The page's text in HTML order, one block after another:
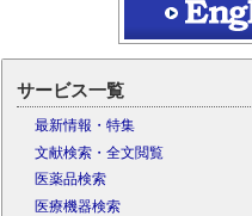
サービス一覧
最新情報・特集
文献検索・全文閲覧
医薬品検索
医療機器検索